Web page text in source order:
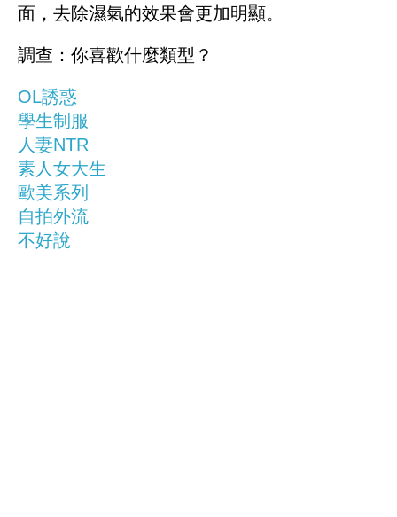
面，去除濕氣的效果會更加明顯。
調查：你喜歡什麼類型？
OL誘惑
學生制服
人妻NTR
素人女大生
歐美系列
自拍外流
不好說